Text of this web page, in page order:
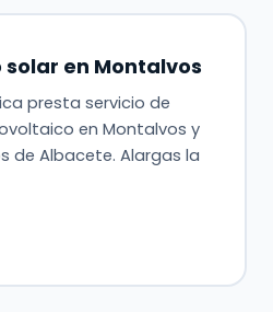
en Montalvos
presta servicio de
en Montalvos y
de Albacete. Alargas la